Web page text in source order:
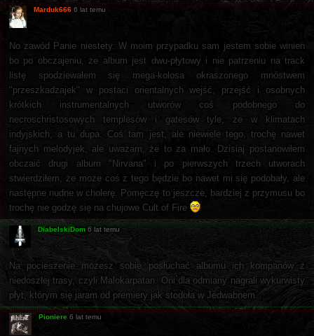
Marduk666 6 lat temu
No zawód Panie niestety. W moim przypadku sam jestem sobie winien
bo po obczajeniu, że album jest dwu-płytowy i nie patrzeniu na track
listę spodziewałem się mega-kolosa okraszonego mnóstwem
"przeszkadzajek" w postaci orientalnych wejść, przejść i osobnych
krótkich instrumentalnych utworów coś podobnego do
necroschristosowych templesów i gatesów tyle, że w klimatach
indyjskich, a tu dupa. Coś tam jest, ale niewiele tego, trochę nawet
fajnych melodyjek, ale uważam, że to za mało. Dzisiaj postanowiłem
obczaić drugi album "Nirvana" i po pierwszych trzech utworach
stwierdziłem, że może coś z tego będzie bo nawet mi się podobały, ale
następne nudne w cholerę. Pomęczę to jeszcze, bardziej z przymusu bo
trochę nie godzę się na chujowe Cult of Fire
DiabelskiDom 6 lat temu
Na pocieszenie możesz sobie posłuchać albumu ich kompanów z
niedoszłej trasy, czyli Malokarpatan. Oni dla odmiany nagrali wykurwisty
płyt, którym się jaram od premiery jak stodoła w Jedwabnem.
Pioniere 6 lat temu